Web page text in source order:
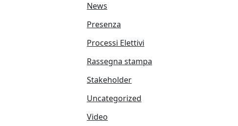
News
Presenza
Processi Elettivi
Rassegna stampa
Stakeholder
Uncategorized
Video